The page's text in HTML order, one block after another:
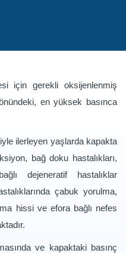
için gerekli oksijenlenmiş
en yüksek basınca
ilerleyen yaşlarda kapakta
bağ doku hastalıkları,
dejeneratif hastalıklar
çabuk yorulma,
hissi ve efora bağlı nefes
ve kapaktaki basınç